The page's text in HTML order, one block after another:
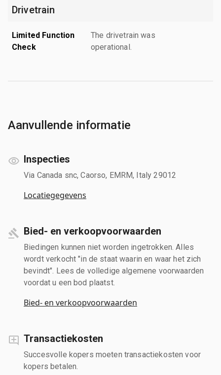
Drivetrain
Limited Function
Check
The drivetrain was
operational.
Aanvullende informatie
Inspecties
Via Canada snc, Caorso, EMRM, Italy 29012
Locatiegegevens
Bied- en verkoopvoorwaarden
Biedingen kunnen niet worden ingetrokken. Alles
wordt verkocht "in de staat waarin en waar het zich
bevindt". Lees de volledige algemene voorwaarden
voordat u een bod plaatst.
Bied- en verkoopvoorwaarden
Transactiekosten
Succesvolle kopers moeten transactiekosten voor
kopers betalen.